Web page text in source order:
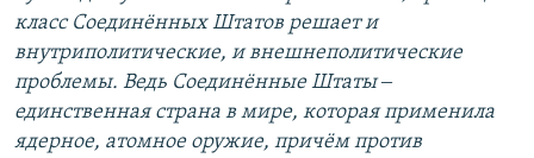
класс Соединённых Штатов решает и
внутриполитические, и внешнеполитические
проблемы. Ведь Соединённые Штаты ‒
единственная страна в мире, которая применила
ядерное, атомное оружие, причём против